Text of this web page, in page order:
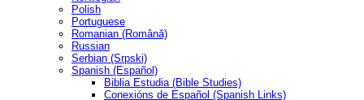
Polish
Portuguese
Romanian (Română)
Russian
Serbian (Srpski)
Spanish (Español)
Biblia Estudia (Bible Studies)
Conexións de Español (Spanish Links)